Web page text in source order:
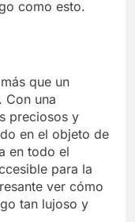
como esto.
que un
Con una
preciosos y
en el objeto de
en todo el
para la
ver cómo
tan lujoso y